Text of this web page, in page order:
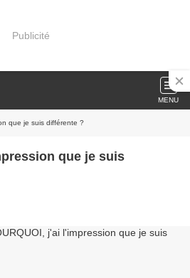
Publicité
MENU
que je suis différente ?
que je suis